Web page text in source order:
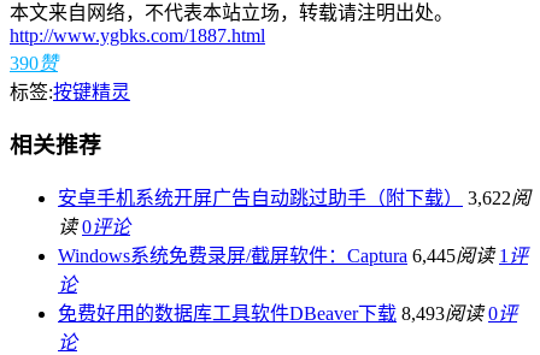
本文来自网络，不代表本站立场，转载请注明出处。
http://www.ygbks.com/1887.html
390赞
标签:按键精灵
相关推荐
安卓手机系统开屏广告自动跳过助手（附下载） 3,622阅
读 0评论
Windows系统免费录屏/截屏软件：Captura 6,445阅读 1 评
论
免费好用的数据库工具软件DBeaver下载 8,493阅读 0评
论